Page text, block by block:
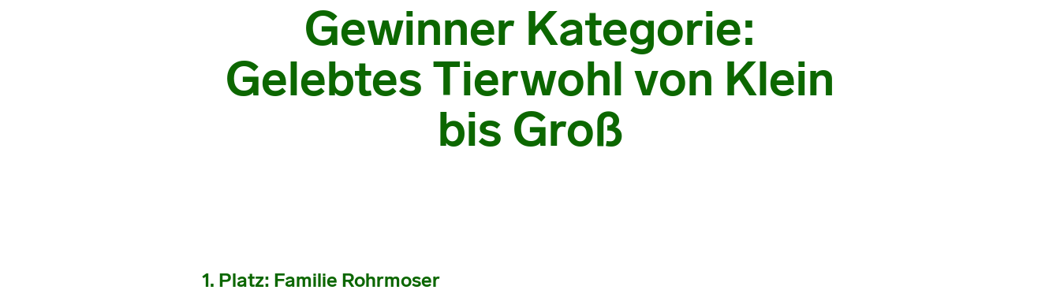
Gewinner Kategorie:
Gelebtes Tierwohl von Klein
bis Groß
1. Platz: Familie Rohrmoser